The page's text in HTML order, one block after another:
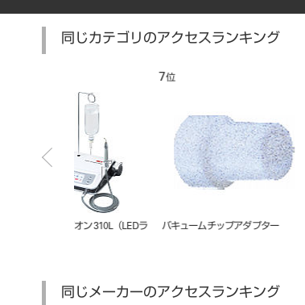
同じカテゴリのアクセスランキング
バキュームチップアダプター エレメント（ＲＴ）
同じメーカーのアクセスランキング